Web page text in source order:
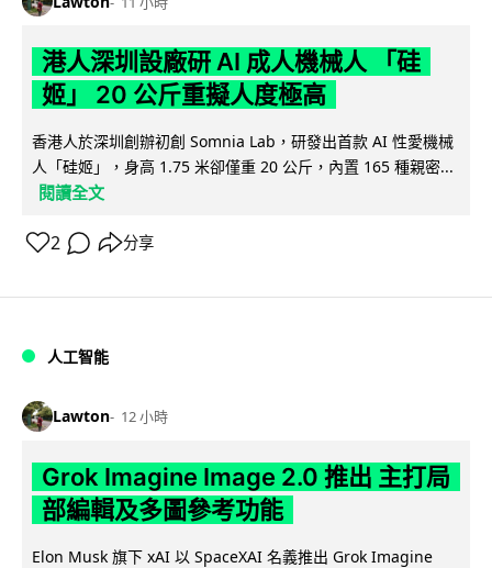
港人深圳設廠研 AI 成人機械人 「硅
姬」 20 公斤重擬人度極高
香港人於深圳創辦初創 Somnia Lab，研發出首款 AI 性愛機械
人「硅姬」，身高 1.75 米卻僅重 20 公斤，內置 165 種親密...
閱讀全文
2 分享
人工智能
Lawton 12 小時
Grok Imagine Image 2.0 推出 主打局
部編輯及多圖參考功能
Elon Musk 旗下 xAI 以 SpaceXAI 名義推出 Grok Imagine